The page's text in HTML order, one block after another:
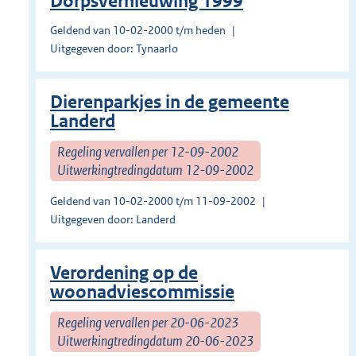
Geldend van 10-02-2000 t/m heden
Uitgegeven door: Tynaarlo
Dierenparkjes in de gemeente
Landerd
Regeling vervallen per 12-09-2002
Uitwerkingtredingdatum 12-09-2002
Geldend van 10-02-2000 t/m 11-09-2002
Uitgegeven door: Landerd
Verordening op de
woonadviescommissie
Regeling vervallen per 20-06-2023
Uitwerkingtredingdatum 20-06-2023